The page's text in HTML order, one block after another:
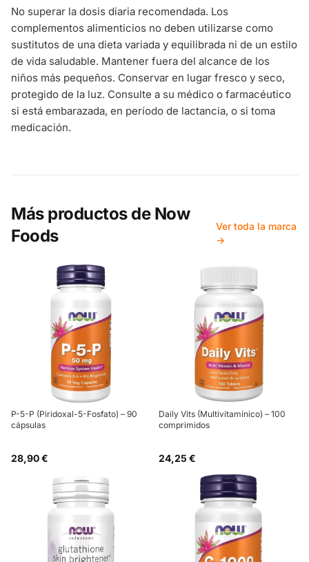
No superar la dosis diaria recomendada. Los
complementos alimenticios no deben utilizarse como
sustitutos de una dieta variada y equilibrada ni de un estilo
de vida saludable. Mantener fuera del alcance de los
niños más pequeños. Conservar en lugar fresco y seco,
protegido de la luz. Consulte a su médico o farmacéutico
si está embarazada, en período de lactancia, o si toma
medicación.
Más productos de Now
Foods
Ver toda la marca
→
P-5-P (Piridoxal-5-Fosfato) – 90
cápsulas
28,90 €
Daily Vits (Multivitamínico) – 100
comprimidos
24,25 €